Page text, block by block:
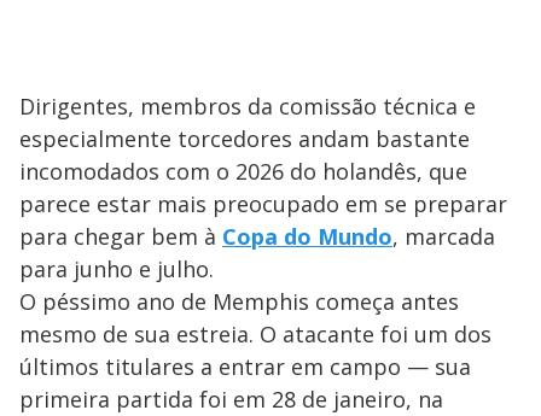
Dirigentes, membros da comissão técnica e
especialmente torcedores andam bastante
incomodados com o 2026 do holandês, que
parece estar mais preocupado em se preparar
para chegar bem à Copa do Mundo, marcada
para junho e julho.
O péssimo ano de Memphis começa antes
mesmo de sua estreia. O atacante foi um dos
últimos titulares a entrar em campo — sua
primeira partida foi em 28 de janeiro, na